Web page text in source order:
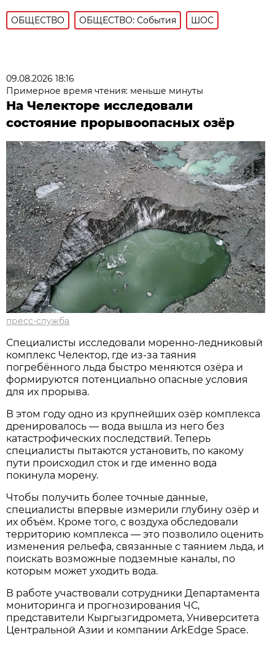
ОБЩЕСТВО ОБЩЕСТВО: События ШОС
09.08.2026 18:16
Примерное время чтения: меньше минуты
На Челекторе исследовали
состояние прорывоопасных озёр
пресс-служба
Специалисты исследовали моренно-ледниковый
комплекс Челектор, где из-за таяния
погребённого льда быстро меняются озёра и
формируются потенциально опасные условия
для их прорыва.
В этом году одно из крупнейших озёр комплекса
дренировалось — вода вышла из него без
катастрофических последствий. Теперь
специалисты пытаются установить, по какому
пути происходил сток и где именно вода
покинула морену.
Чтобы получить более точные данные,
специалисты впервые измерили глубину озёр и
их объём. Кроме того, с воздуха обследовали
территорию комплекса — это позволило оценить
изменения рельефа, связанные с таянием льда, и
поискать возможные подземные каналы, по
которым может уходить вода.
В работе участвовали сотрудники Департамента
мониторинга и прогнозирования ЧС,
представители Кыргызгидромета, Университета
Центральной Азии и компании ArkEdge Space.